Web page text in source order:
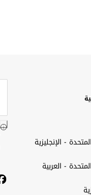
- الإنجليزية
- العربية